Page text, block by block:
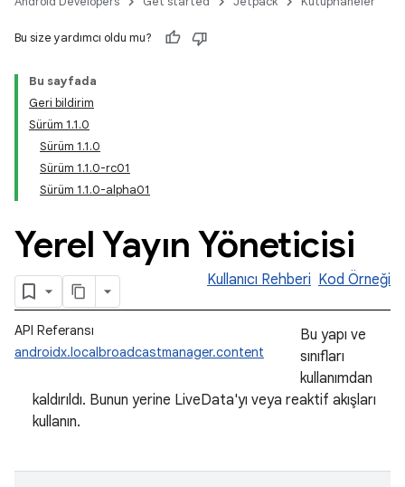
Bu size yardımcı oldu mu?
Bu sayfada
Geri bildirim
Sürüm 1.1.0
Sürüm 1.1.0
Sürüm 1.1.0-rc01
Sürüm 1.1.0-alpha01
Yerel Yayın Yöneticisi
Kullanıcı Rehberi Kod Örneği
API Referansı
androidx.localbroadcastmanager.content
Bu yapı ve
sınıfları
kullanımdan
kaldırıldı. Bunun yerine LiveData'yı veya reaktif akışları
kullanın.